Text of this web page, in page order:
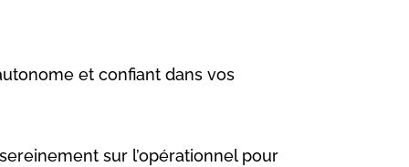
et confiant dans vos
sur l’opérationnel pour